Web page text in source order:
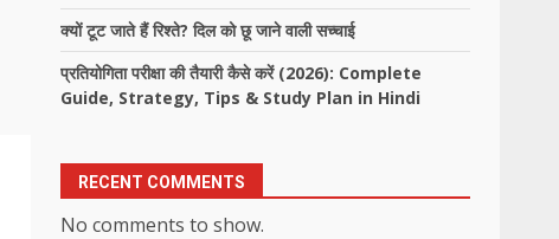
क्यों टूट जाते हैं रिश्ते? दिल को छू जाने वाली सच्चाई
प्रतियोगिता परीक्षा की तैयारी कैसे करें (2026): Complete
Guide, Strategy, Tips & Study Plan in Hindi
RECENT COMMENTS
No comments to show.